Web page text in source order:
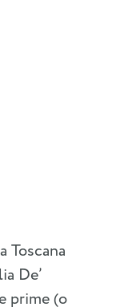
Toscana
De’
prime (o